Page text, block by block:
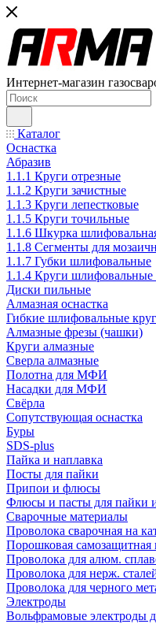
Интернет-магазин
Каталог
Оснастка
Абразив
1.1.1 Круги отрезные
1.1.2 Круги зачистные
1.1.3 Круги лепестковые
1.1.5 Круги точильные
1.1.6 Шкурка
1.1.8 Сегменты для
1.1.7 Губки шлифовальные
1.1.4 Круги шлифовальные
Диски пильные
Алмазная оснастка
Гибкие шлифовальные
Алмазные фрезы (чашки)
Круги алмазные
Сверла алмазные
Полотна для МФИ
Насадки для МФИ
Свёрла
Сопутствующая оснастка
Буры
SDS-plus
Пайка и наплавка
Посты для пайки
Припои и флюсы
Флюсы и пасты для пайки
Сварочные материалы
Проволока сварочная на
Порошковая самозащитная
Проволока для алюм.
Проволока для нерж.
Проволока для черного
Электроды
Вольфрамовые электроды